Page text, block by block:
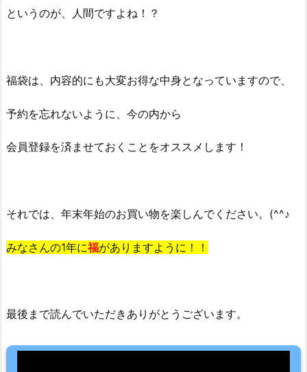
というのが、人間ですよね！？
福袋は、内容的にも大変お得な中身となっていますので、
予約を忘れないように、今の内から
会員登録を済ませておくことをオススメします！
それでは、年末年始のお買い物を楽しんでください。(^^♪
みなさんの1年に福がありますように！！
最後まで読んでいただきありがとうございます。